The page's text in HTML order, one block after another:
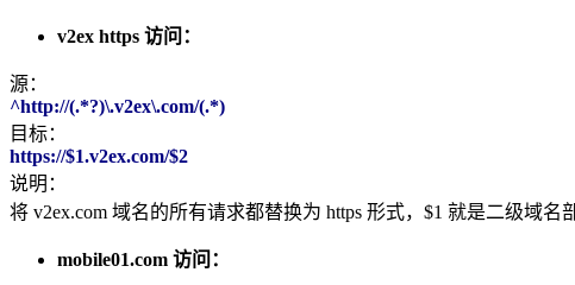
v2ex https 访问：
源：
^http://(.*?)\.v2ex\.com/(.*)
目标：
https://$1.v2ex.com/$2
说明：
将 v2ex.com 域名的所有请求都替换为 https 形式，$1 就是二级域名
mobile01.com 访问：